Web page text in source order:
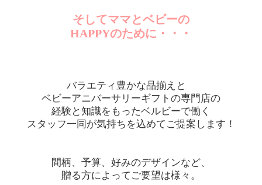
そしてママとベビーの
HAPPYのために・・・
バラエティ豊かな品揃えと
ベビーアニバーサリーギフトの専門店の
経験と知識をもったベルビーで働く
スタッフ一同が気持ちを込めてご提案します！
間柄、予算、好みのデザインなど、
贈る方によってご要望は様々。